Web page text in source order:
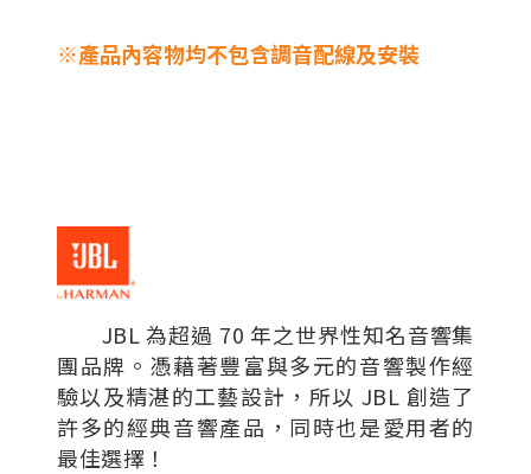
※產品內容物均不包含調音配線及安裝
JBL 為超過 70 年之世界性知名音響集
團品牌。憑藉著豐富與多元的音響製作經
驗以及精湛的工藝設計，所以 JBL 創造了
許多的經典音響產品，同時也是愛用者的
最佳選擇！